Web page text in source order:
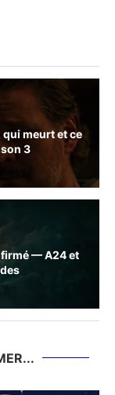
qui meurt et ce
3
— A24 et